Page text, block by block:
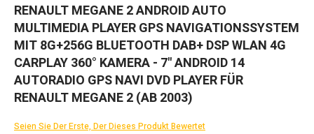
Zum
der
Bildgalerie
springen
RENAULT MEGANE 2 ANDROID AUTO
MULTIMEDIA PLAYER GPS NAVIGATIONSSYSTEM
MIT 8G+256G BLUETOOTH DAB+ DSP WLAN 4G
CARPLAY 360° KAMERA - 7" ANDROID 14
AUTORADIO GPS NAVI DVD PLAYER FÜR
RENAULT MEGANE 2 (AB 2003)
Seien Sie Der Erste, Der Dieses Produkt Bewertet